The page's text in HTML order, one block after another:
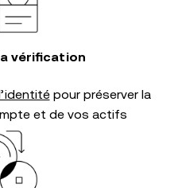
vérification
pour préserver la
et de vos actifs